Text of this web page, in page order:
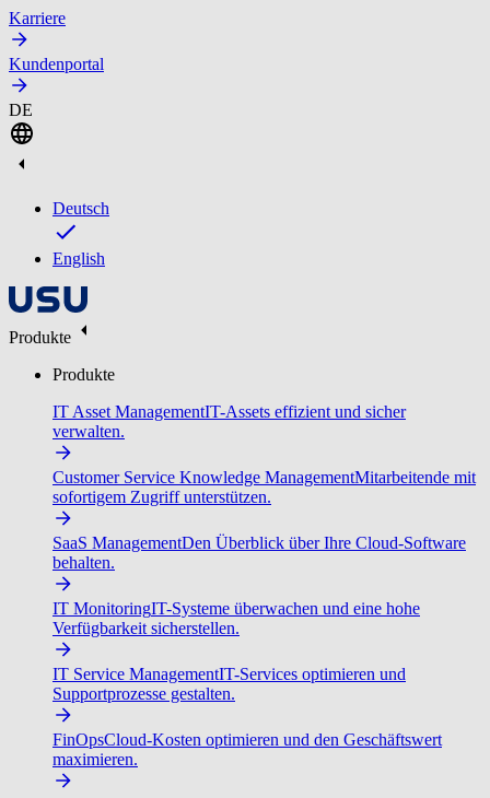
Karriere
Kundenportal
DE
Deutsch
English
Produkte
Produkte
IT Asset ManagementIT-Assets effizient und sicher
verwalten.
Customer Service Knowledge ManagementMitarbeitende mit
sofortigem Zugriff unterstützen.
SaaS ManagementDen Überblick über Ihre Cloud-Software
behalten.
IT MonitoringIT-Systeme überwachen und eine hohe
Verfügbarkeit sicherstellen.
IT Service ManagementIT-Services optimieren und
Supportprozesse gestalten.
FinOpsCloud-Kosten optimieren und den Geschäftswert
maximieren.